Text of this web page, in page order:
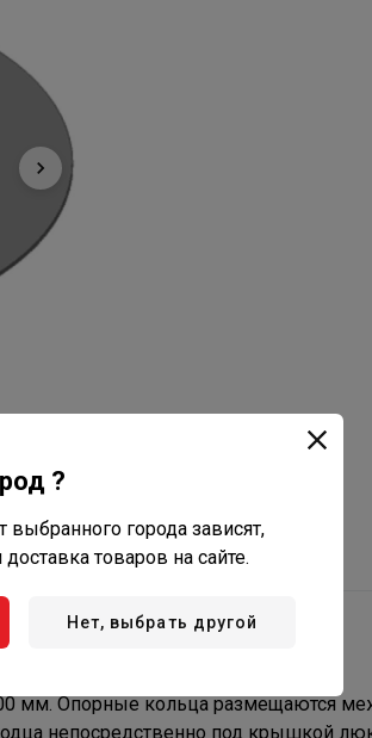
мм. Опорные кольца размещаются
непосредственно под крышкой
?
выбранного города зависят,
доставка товаров на сайте.
Нет, выбрать другой